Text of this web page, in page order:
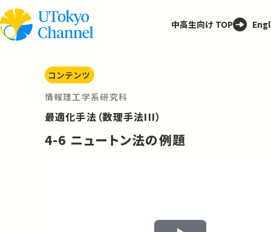
中高生向け TOP
コンテンツ
情報理工学系研究科
最適化手法（数理手法III）
4-6 ニュートン法の例題